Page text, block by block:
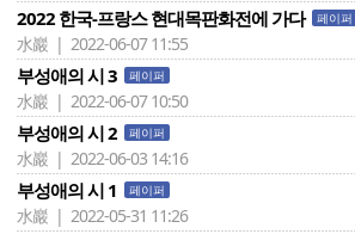
2022 한국-프랑스 현대목판화전에 가다 페이퍼
水巖 | 2022-06-07 11:55
부성애의 시 3 페이퍼
水巖 | 2022-06-07 10:50
부성애의 시 2 페이퍼
水巖 | 2022-06-03 14:16
부성애의 시 1 페이퍼
水巖 | 2022-05-31 11:26